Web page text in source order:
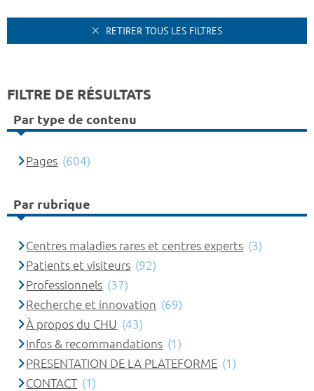
RETIRER TOUS LES FILTRES
FILTRE DE RÉSULTATS
Par type de contenu
Pages (604)
Par rubrique
Centres maladies rares et centres experts (3)
Patients et visiteurs (92)
Professionnels (37)
Recherche et innovation (69)
À propos du CHU (43)
Infos & recommandations (1)
PRESENTATION DE LA PLATEFORME (1)
CONTACT (1)